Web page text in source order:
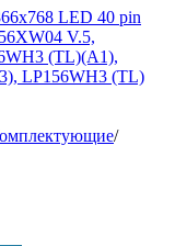
LED 40 pin
V.5,
(TL)(A1),
LP156WH3 (TL)
/